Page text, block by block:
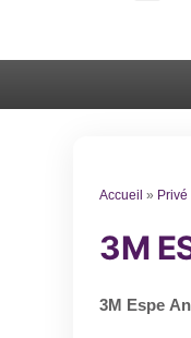
Accueil »
3M
3M Espe